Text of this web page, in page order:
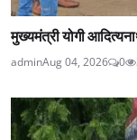
मुख्यमंत्री योगी
adminAug 04, 2026 0